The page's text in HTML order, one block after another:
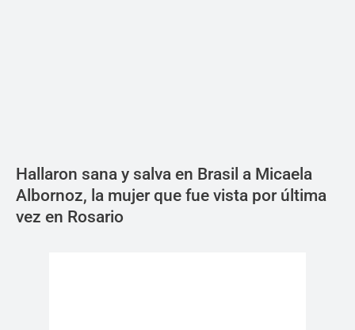
Hallaron sana y salva en Brasil a Micaela
Albornoz, la mujer que fue vista por última
vez en Rosario